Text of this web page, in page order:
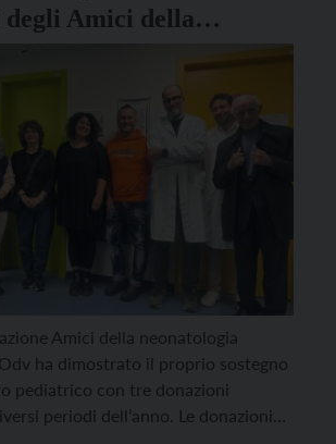
degli Amici della
trentina
Amici della neonatologia
ha dimostrato il proprio sostegno
pediatrico con tre donazioni
periodi dell’anno. Le donazioni